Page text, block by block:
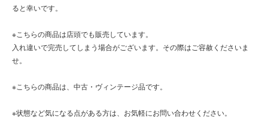
ると幸いです。
※こちらの商品は店頭でも販売しています。
入れ違いで完売してしまう場合がございます。その際はご容赦くださいま
せ。
※こちらの商品は、中古・ヴィンテージ品です。
※状態など気になる点がある方は、お気軽にお問い合わせください。